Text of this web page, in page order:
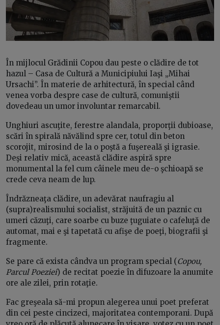
În mijlocul Grădinii Copou dau peste o clădire de tot
hazul – Casa de Cultură a Municipiului Iaşi „Mihai
Ursachi”. În materie de arhitectură, în special când
venea vorba despre case de cultură, comuniştii
dovedeau un umor involuntar remarcabil.
Unghiuri ascuţite, ferestre alandala, proporţii dubioase,
scări în spirală năvălind spre cer, totul din beton
scorojit, mirosind de la o poştă a fuşereală şi igrasie.
Deşi relativ mică, această clădire aspiră spre
monumental la fel cum câinele meu de-o şchioapă se
crede ceva neam de lup.
Îndrăzneaţa clădire, un adevărat naufragiu al
(supra)realismului socialist, străjuită de un paznic cu
umeri căzuţi, care soarbe cu buze ţuguiate o cafeluţă de
automat, mai e şi tapetată cu afişe de poeţi, biografii şi
fragmente.
Se pare că exista cândva un program special (Copou,
Parcul Poeziei) de recitat poezie în difuzoare la anumite
ore ale zilei, prin rotaţie.
Fac greşeala să-mi propun alegerea unui poet preferat
din cei peste cincizeci, majoritatea contemporani. După